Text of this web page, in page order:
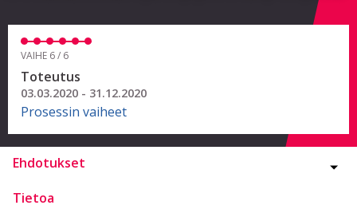
VAIHE 6 / 6
Toteutus
03.03.2020 - 31.12.2020
Prosessin vaiheet
Ehdotukset
Tietoa